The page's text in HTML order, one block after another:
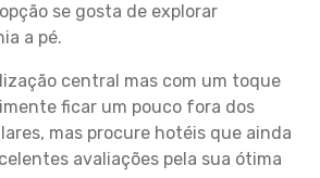
se gosta de explorar
a pé.
central mas com um toque
ficar um pouco fora dos
mas procure hotéis que ainda
avaliações pela sua ótima